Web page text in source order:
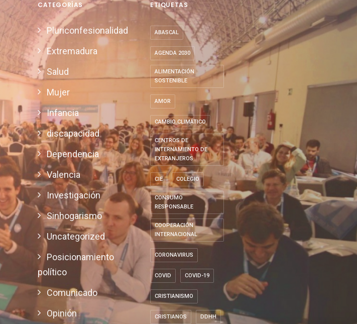
CATEGORÍAS
Pluriconfesionalidad
Extremadura
Salud
Mujer
Infancia
discapacidad
Dependencia
Valencia
Investigación
Sinhogarismo
Uncategorized
Posicionamiento
político
Comunicado
Opinión
ETIQUETAS
ABASCAL
AGENDA 2030
ALIMENTACIÓN
SOSTENIBLE
AMOR
CAMBIO CLIMÁTICO
CENTROS DE
INTERNAMIENTO DE
EXTRANJEROS
CIE COLEGIO
CONSUMO
RESPONSABLE
COOPERACIÓN
INTERNACIONAL
CORONAVIRUS
COVID COVID-19
CRISTIANISMO
CRISTIANOS DDHH